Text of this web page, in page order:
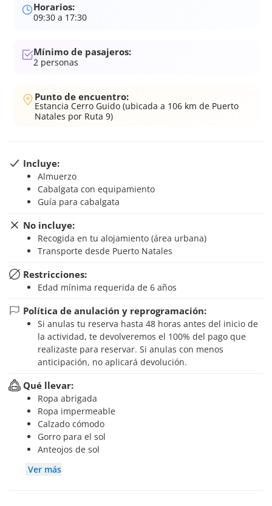
Horarios:
09:30 a 17:30
Mínimo de pasajeros:
2 personas
Punto de encuentro:
Estancia Cerro Guido (ubicada a 106 km de Puerto
Natales por Ruta 9)
Incluye:
Almuerzo
Cabalgata con equipamiento
Guía para cabalgata
No incluye:
Recogida en tu alojamiento (área urbana)
Transporte desde Puerto Natales
Restricciones:
Edad mínima requerida de 6 años
Política de anulación y reprogramación:
Si anulas tu reserva hasta 48 horas antes del inicio de
la actividad, te devolveremos el 100% del pago que
realizaste para reservar. Si anulas con menos
anticipación, no aplicará devolución.
Qué llevar:
Ropa abrigada
Ropa impermeable
Calzado cómodo
Gorro para el sol
Anteojos de sol
Ver más